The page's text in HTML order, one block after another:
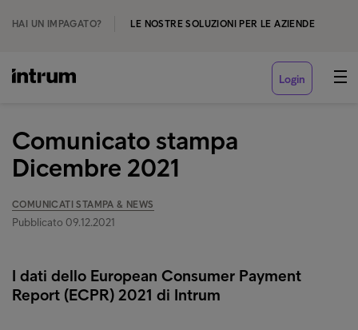
HAI UN IMPAGATO? LE NOSTRE SOLUZIONI PER LE AZIENDE
Login
Comunicato stampa
Dicembre 2021
COMUNICATI STAMPA & NEWS
Pubblicato 09.12.2021
I dati dello European Consumer Payment
Report (ECPR) 2021 di Intrum